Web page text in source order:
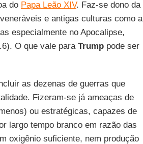
do Papa Leão XIV. Faz-se dono da
e antigas culturas como a
especialmente no Apocalipse,
O que vale para Trumppode ser
as dezenas de guerras que
Fizeram-se já ameaças de
ou estratégicas, capazes de
largo tempo branco em razão das
oxigênio suficiente, nem produção